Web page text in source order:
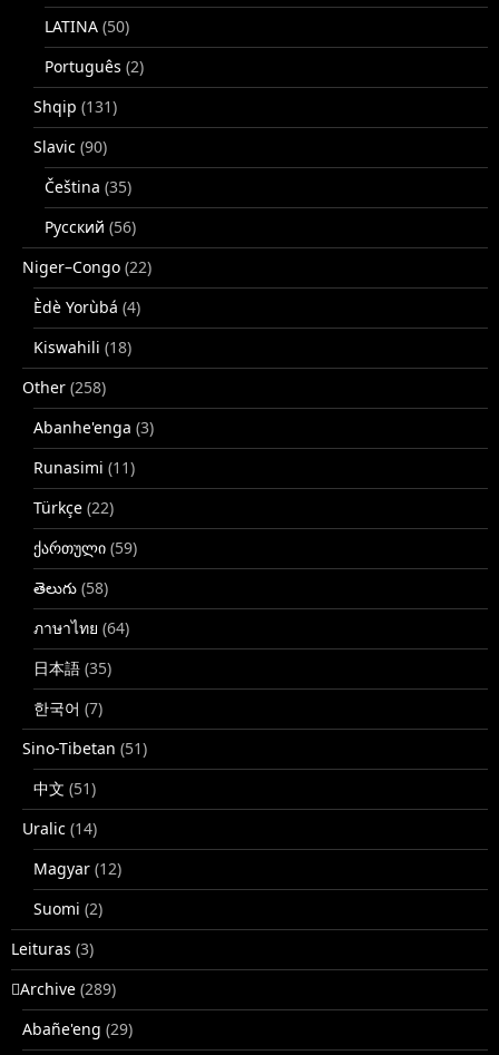
LATINA (50)
Português (2)
Shqip (131)
Slavic (90)
Čeština (35)
Русский (56)
Niger–Congo (22)
Èdè Yorùbá (4)
Kiswahili (18)
Other (258)
Abanhe'enga (3)
Runasimi (11)
Türkçe (22)
ქართული (59)
తెలుగు (58)
ภาษาไทย (64)
日本語 (35)
한국어 (7)
Sino-Tibetan (51)
中文 (51)
Uralic (14)
Magyar (12)
Suomi (2)
Leituras (3)
􏿽Archive (289)
Abañe'eng (29)